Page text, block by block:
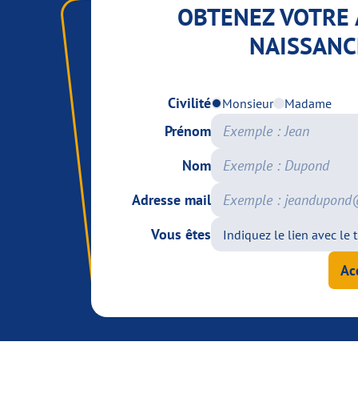
OBTENEZ VOTRE
Civilité Monsieur Madame
Prénom
Nom
Adresse mail
Vous êtes